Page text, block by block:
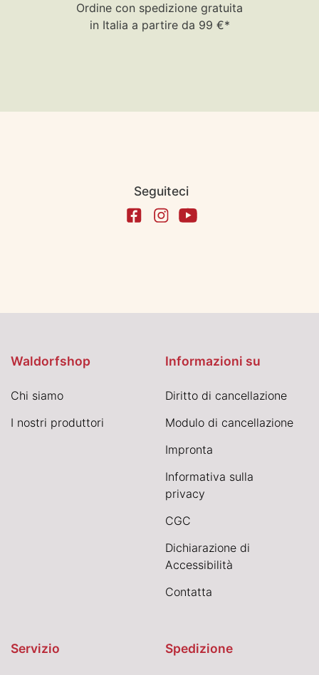
Ordine con spedizione gratuita
in Italia a partire da 99 €*
Seguiteci
Waldorfshop
Chi siamo
I nostri produttori
Informazioni su
Diritto di cancellazione
Modulo di cancellazione
Impronta
Informativa sulla
privacy
CGC
Dichiarazione di
Accessibilità
Contatta
Servizio Spedizione